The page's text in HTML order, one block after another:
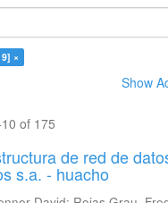
×
Show
of 175
de red de
s.a. - huacho